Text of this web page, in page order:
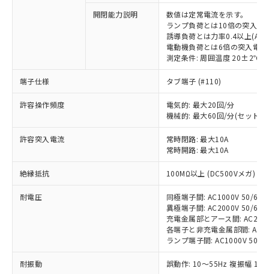
開閉能力説明
数値は定常電流を示す。
ランプ負荷とは10倍の突入電
誘導負荷とは力率0.4以上
電動機負荷とは6倍の突入電
測定条件: 周囲温度 20±2℃
端子仕様 タブ端子 (#110)
許容操作頻度
電気的: 最大20回/分
機械的: 最大60回/分(セット
許容突入電流
常時閉路: 最大10A
常時開路: 最大10A
絶縁抵抗 100MΩ以上 (DC500Vメガ)
耐電圧
同極端子間: AC1000V 50/
異極端子間: AC2000V 50/
充電金属部とアース間:
各端子と非充電金属部間:
ランプ端子間: AC1000V 50/
耐振動 誤動作: 10～55Hz 複振幅
ご利用条件
以下の条件をお読みいただき、同意のうえ
本サービスは、当社制御機器事業取扱
商品の当社在庫状況および標準価格
(税抜)を提供させていただくもので
当社制御機器事業取扱商品の中には、
対応済み：EU RoHS指令（10物質）の
非含有に対応した製品が提供可能な商品で
対応予定：EU RoHS指令（10物質）の非含
有に対応した製品に切り替える予定のある
対応予定なし：EU RoHS指令（10物質）の
非含有に非対応の商品で、対応品を出す予
調査・確認中：EU RoHS指令（10物質）の
非含有の対応状況を調査中または確認中の
非該当品：ライセンス料など無形物で、有
害物質有無と関係のない商品です。
仕入先様の事情により、非含有部品として
「○」：最大均質材料含有率が中国RoHSの
基準値以下であることを示します。
「×」：最大均質材料含有率が中国RoHSの